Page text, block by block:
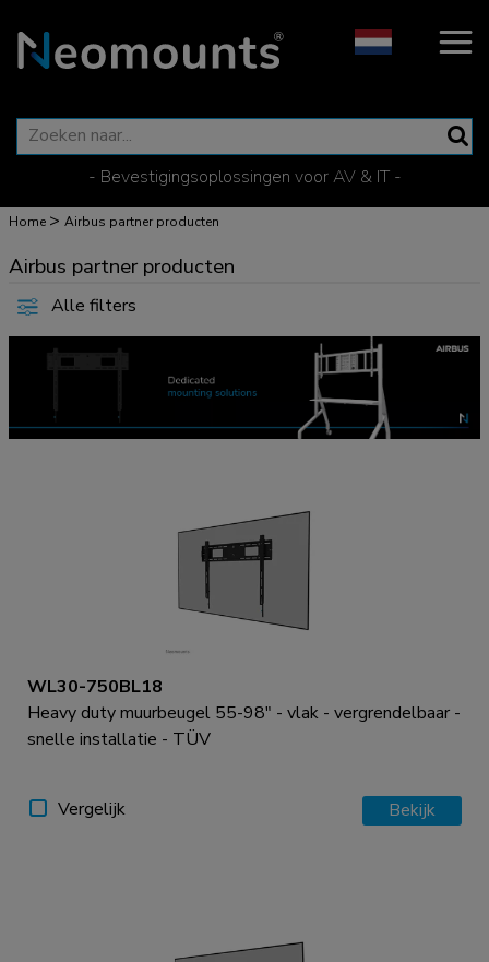
- Bevestigingsoplossingen voor AV & IT -
Home > Airbus partner producten
Airbus partner producten
Alle filters
WL30-750BL18
Heavy duty muurbeugel 55-98" - vlak - vergrendelbaar -
snelle installatie - TÜV
Vergelijk Bekijk